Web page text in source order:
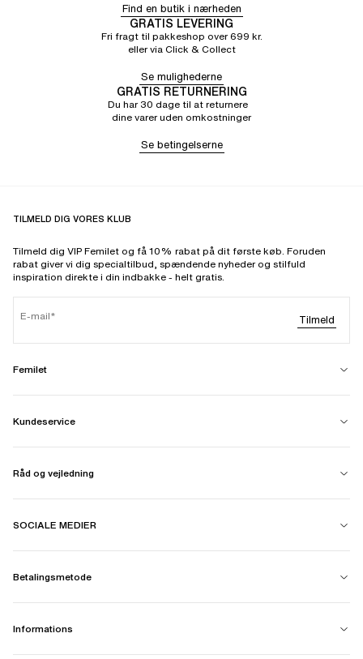
Find en butik i nærheden
GRATIS LEVERING
Fri fragt til pakkeshop over 699 kr.
eller via Click & Collect
Se mulighederne
GRATIS RETURNERING
Du har 30 dage til at returnere
dine varer uden omkostninger
Se betingelserne
TILMELD DIG VORES KLUB
Tilmeld dig VIP Femilet og få 10% rabat på dit første køb. Foruden
rabat giver vi dig specialtilbud, spændende nyheder og stilfuld
inspiration direkte i din indbakke - helt gratis.
E-mail Tilmeld
Femilet
Kundeservice
Råd og vejledning
SOCIALE MEDIER
Betalingsmetode
Informations